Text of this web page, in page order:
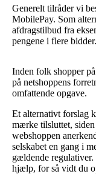
Generelt tilråder vi
MobilePay. Som
afdragstilbud fra
pengene i flere bidder.
Inden folk shopper
på netshoppens
omfattende opgave.
Et alternativt forslag
mærke tilsluttet,
webshoppen
selskabet en gang i
gældende
hjælp, for så vidt du